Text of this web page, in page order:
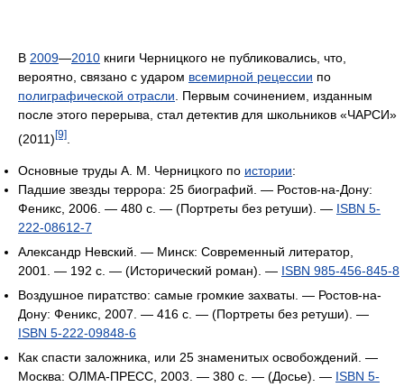
В 2009—2010 книги Черницкого не публиковались, что,
вероятно, связано с ударом всемирной рецессии по
полиграфической отрасли . Первым сочинением, изданным
после этого перерыва, стал детектив для школьников «ЧАРСИ»
(2011)[9]
Основные труды А. М. Черницкого по истории:
Падшие звезды террора: 25 биографий. — Ростов-на-Дону:
Феникс, 2006. — 480 с. — (Портреты без ретуши). — ISBN 5-
222-08612-7
Александр Невский. — Минск: Современный литератор,
2001. — 192 с. — (Исторический роман). — ISBN 985-456-845-8
Воздушное пиратство: самые громкие захваты. — Ростов-на-
Дону: Феникс, 2007. — 416 с. — (Портреты без ретуши). —
ISBN 5-222-09848-6
Как спасти заложника, или 25 знаменитых освобождений. —
Москва: ОЛМА-ПРЕСС, 2003. — 380 с. — (Досье). — ISBN 5-